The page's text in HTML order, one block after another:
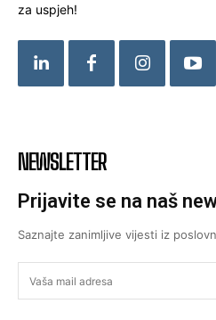
za uspjeh!
NEWSLETTER
Prijavite se na naš
Saznajte zanimljive vijesti iz